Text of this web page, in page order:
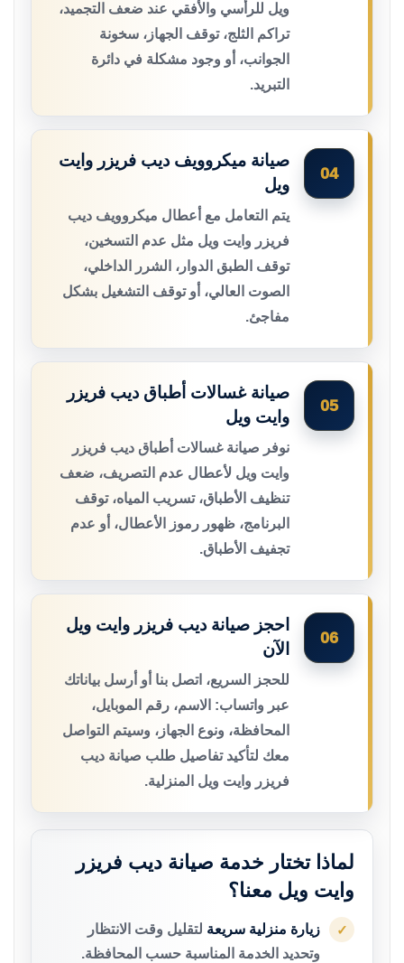
ويل للرأسي والأفقي عند ضعف التجميد،
تراكم الثلج، توقف الجهاز، سخونة
الجوانب، أو وجود مشكلة في دائرة
التبريد.
04
صيانة ميكروويف ديب فريزر وايت
ويل
يتم التعامل مع أعطال ميكروويف ديب
فريزر وايت ويل مثل عدم التسخين،
توقف الطبق الدوار، الشرر الداخلي،
الصوت العالي، أو توقف التشغيل بشكل
مفاجئ.
05
صيانة غسالات أطباق ديب فريزر
وايت ويل
نوفر صيانة غسالات أطباق ديب فريزر
وايت ويل لأعطال عدم التصريف، ضعف
تنظيف الأطباق، تسريب المياه، توقف
البرنامج، ظهور رموز الأعطال، أو عدم
تجفيف الأطباق.
06
احجز صيانة ديب فريزر وايت ويل
الآن
للحجز السريع، اتصل بنا أو أرسل بياناتك
عبر واتساب: الاسم، رقم الموبايل،
المحافظة، ونوع الجهاز، وسيتم التواصل
معك لتأكيد تفاصيل طلب صيانة ديب
فريزر وايت ويل المنزلية.
لماذا تختار خدمة صيانة ديب فريزر
وايت ويل معنا؟
✓ زيارة منزلية سريعة لتقليل وقت الانتظار
وتحديد الخدمة المناسبة حسب المحافظة.